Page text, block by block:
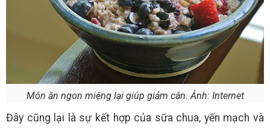
Món ăn ngon miệng lại giúp giảm cân. Ảnh: Internet
Đây cũng lại là sự kết hợp của sữa chua, yến mạch và